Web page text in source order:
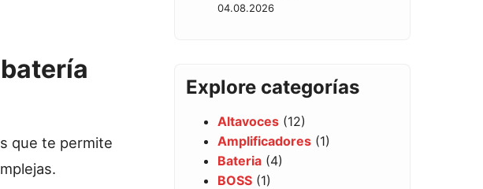
que te permite
04.08.2026
Explore categorías
Altavoces (12)
Amplificadores (1)
Bateria (4)
BOSS (1)